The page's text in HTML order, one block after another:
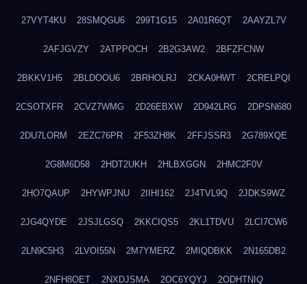
27VYT4KU 28SMQGU6 299T1G15 2A01R6QT 2AAYZL7V
2AFJGVZY 2ATPPOCH 2B2G3AW2 2BFZFCNW
2BKKV1H5 2BLDOOU6 2BRHOLRJ 2CKA0HWT 2CRELPQI
2CSOTXFR 2CVZ7WMG 2D26EBXW 2D942LRG 2DPSN680
2DU7LORM 2EZC76PR 2F53ZH8K 2FFJSSR3 2G789XQE
2G8M6D58 2HDT2UKH 2HLBXGGN 2HMC2F0V
2HO7QAUP 2HYWPJNU 2IIHI162 2J4TVL9Q 2JDKS9WZ
2JG4QYDE 2JSJLGSQ 2KKCIQS5 2KL1TDVU 2LCI7CW6
2LN9C5H3 2LVOI55N 2M7YMERZ 2MIQDBKK 2N165DB2
2NFH8OET 2NXDJSMA 2OC6YQYJ 2ODHTNIQ